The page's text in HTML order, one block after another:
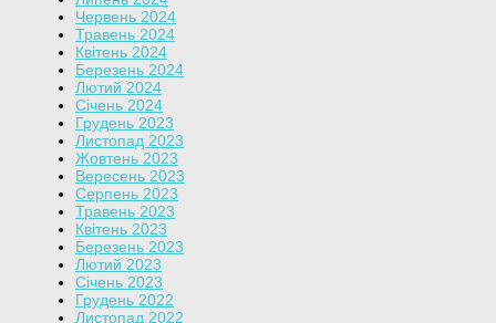
Червень 2024
Травень 2024
Квітень 2024
Березень 2024
Лютий 2024
Січень 2024
Грудень 2023
Листопад 2023
Жовтень 2023
Вересень 2023
Серпень 2023
Травень 2023
Квітень 2023
Березень 2023
Лютий 2023
Січень 2023
Грудень 2022
Листопад 2022